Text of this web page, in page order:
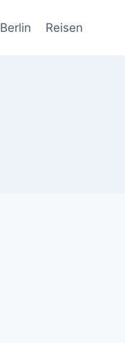
Berlin Reisen